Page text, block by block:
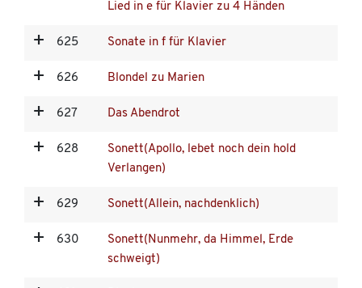
Lied in e für Klavier zu 4 Händen
625 Sonate in f für Klavier
626 Blondel zu Marien
627 Das Abendrot
628
Sonett(Apollo, lebet noch dein hold
Verlangen)
629 Sonett(Allein, nachdenklich)
630
Sonett(Nunmehr, da Himmel, Erde
schweigt)